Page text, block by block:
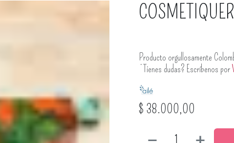
Producto orgullosamente
¿Tienes dudas? Escríbenos por
$ 38.000,00